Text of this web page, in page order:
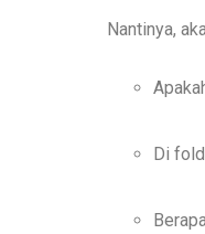
Nantinya,
Di